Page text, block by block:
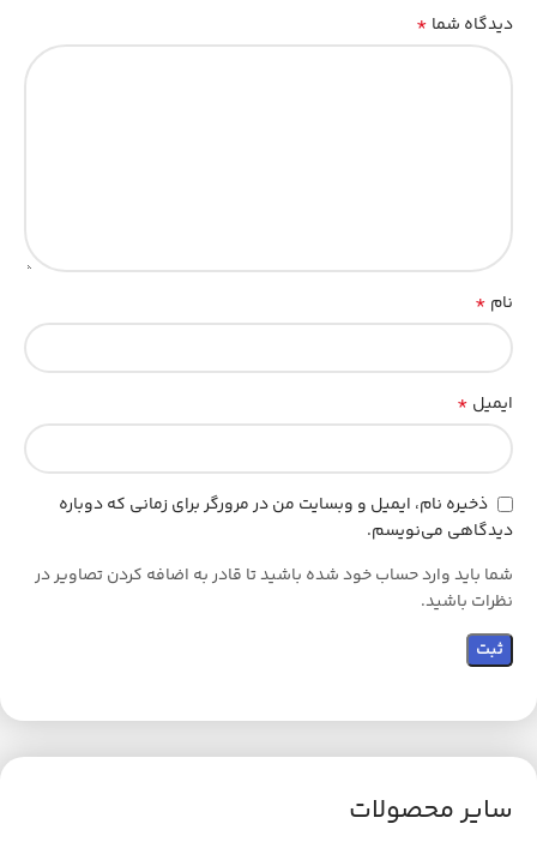
دیدگاه شما *
نام *
ایمیل *
ذخیره نام، ایمیل و وبسایت من در مرورگر برای زمانی که دوباره
دیدگاهی می‌نویسم.
شما باید وارد حساب خود شده باشید تا قادر به اضافه کردن تصاویر در
نظرات باشید.
سایر محصولات